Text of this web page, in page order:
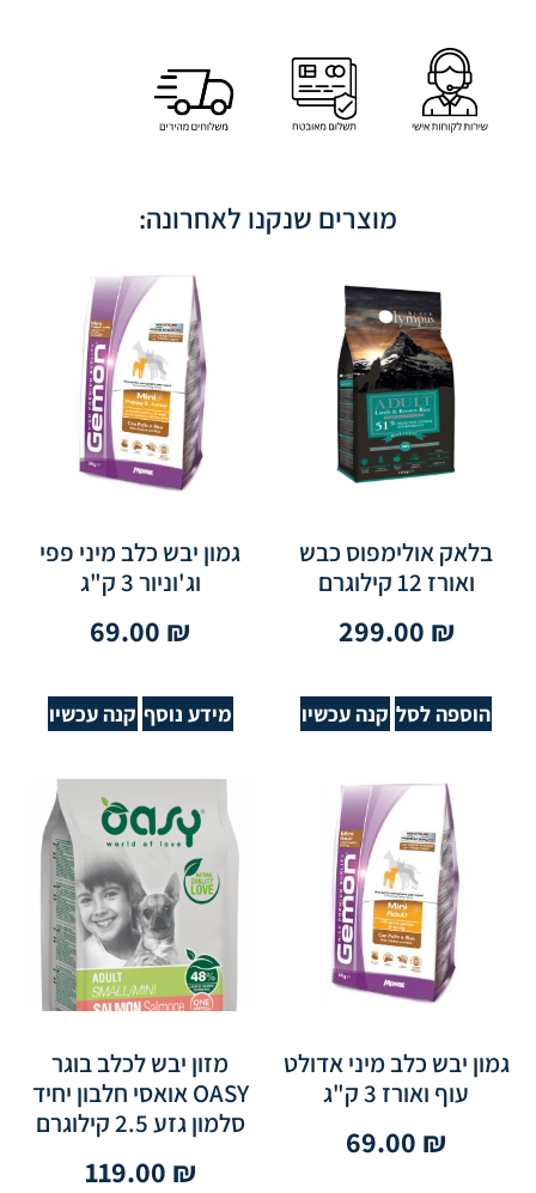
מוצרים שנקנו לאחרונה:
בלאק אולימפוס כבש
ואורז 12 קילוגרם
299.00 ₪
הוספה לסל קנה עכשיו
גמון יבש כלב מיני פפי
וג'וניור 3 ק"ג
69.00 ₪
מידע נוסף קנה עכשיו
גמון יבש כלב מיני אדולט
עוף ואורז 3 ק"ג
69.00 ₪
מזון יבש לכלב בוגר
OASY אואסי חלבון יחיד
סלמון גזע 2.5 קילוגרם
119.00 ₪